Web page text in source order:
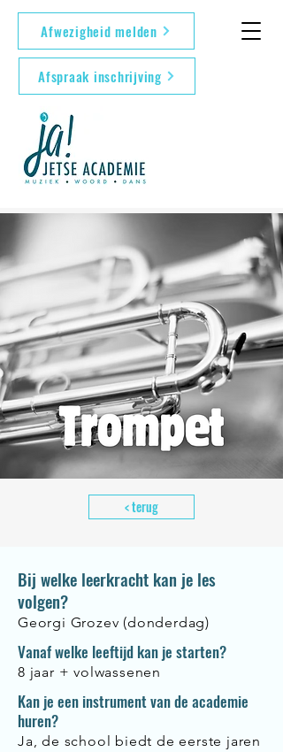
Afwezigheid melden
Afspraak inschrijving
< terug
Bij welke leerkracht kan je les
volgen?
Georgi Grozev (donderdag)
Vanaf welke leeftijd kan je starten?
8 jaar + volwassenen
Kan je een instrument van de academie
huren?
Ja, de school biedt de eerste jaren